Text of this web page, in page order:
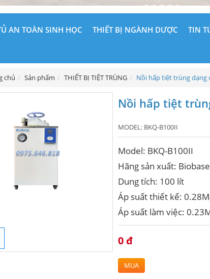
AN TOÀN SINH HỌC THIẾT BỊ NGÀNH DƯỢC TIN
chủ Sản phẩm THIẾT BỊ TIỆT TRÙNG Nồi hấp tiệt trùng dạng
Nồi hấp tiệt
MODEL: BKQ-B100II
Model: BKQ-B100II
Hãng sản xuất:
Dung tích: 100 lít
Áp suất thiết kế:
Áp suất làm việc:
0 đ
MUA